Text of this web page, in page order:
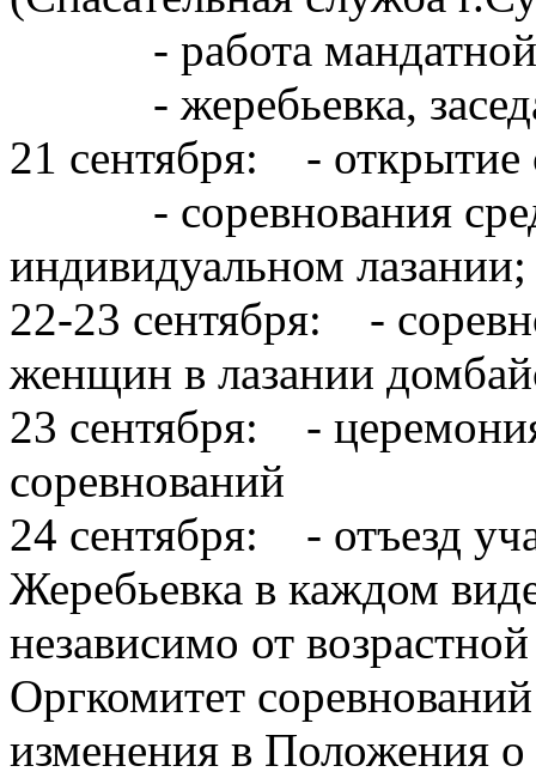
- работа мандатной
- жеребьевка,
21 сентября: - открытие
- соревнования
индивидуальном лазании;
22-23 сентября: -
женщин в лазании
23 сентября: -
соревнований
24 сентября: - отъезд
Жеребьевка в каждом
независимо от
Оргкомитет
изменения в Положения о